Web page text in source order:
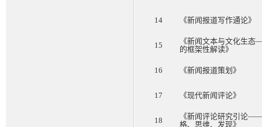
14 《新闻报道写作通论》
15
《新闻文本与文化生
的框架性解读》
16 《新闻报道策划》
17 《现代新闻评论》
18
《新闻评论研究引论
格、思维、发现》